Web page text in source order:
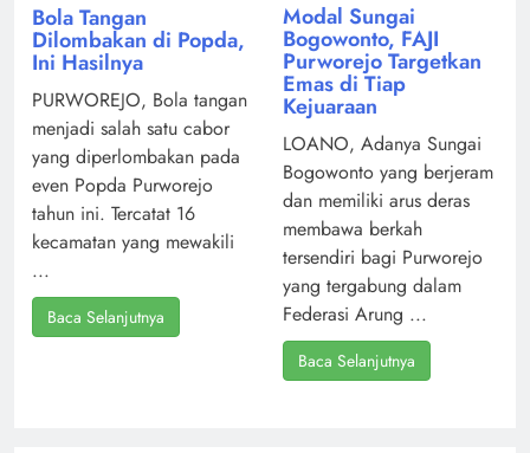
Bola Tangan
Dilombakan di Popda,
Ini Hasilnya
PURWOREJO, Bola tangan
menjadi salah satu cabor
yang diperlombakan pada
even Popda Purworejo
tahun ini. Tercatat 16
kecamatan yang mewakili
...
Baca Selanjutnya
Modal Sungai
Bogowonto, FAJI
Purworejo Targetkan
Emas di Tiap
Kejuaraan
LOANO, Adanya Sungai
Bogowonto yang berjeram
dan memiliki arus deras
membawa berkah
tersendiri bagi Purworejo
yang tergabung dalam
Federasi Arung ...
Baca Selanjutnya